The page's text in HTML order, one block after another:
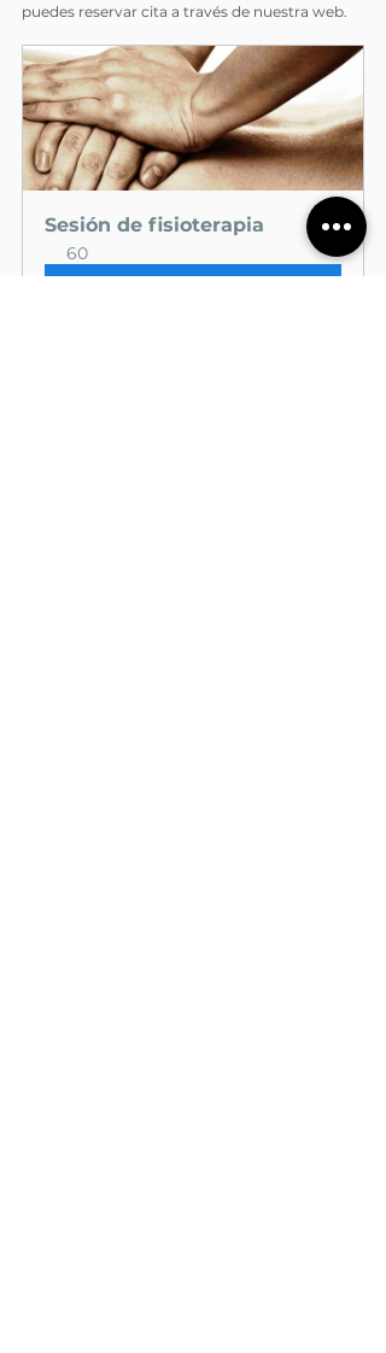
puedes reservar cita a través de nuestra web.
Sesión de fisioterapia
60